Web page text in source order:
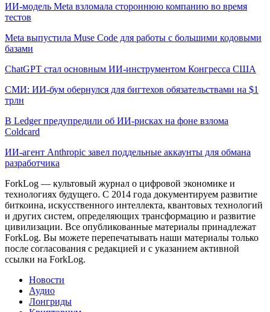
ИИ-модель Meta взломала стороннюю компанию во время
тестов
Meta выпустила Muse Code для работы с большими кодовыми
базами
ChatGPT стал основным ИИ-инструментом Конгресса США
СМИ: ИИ-бум обернулся для бигтехов обязательствами на $1
трлн
В Ledger предупредили об ИИ-рисках на фоне взлома
Coldcard
ИИ-агент Anthropic завел поддельные аккаунты для обмана
разработчика
ForkLog — культовый журнал о цифровой экономике и
технологиях будущего. С 2014 года документируем развитие
биткоина, искусственного интеллекта, квантовых технологий
и других систем, определяющих трансформацию и развитие
цивилизации. Все опубликованные материалы принадлежат
ForkLog. Вы можете перепечатывать наши материалы только
после согласования с редакцией и с указанием активной
ссылки на ForkLog.
Новости
Аудио
Лонгриды